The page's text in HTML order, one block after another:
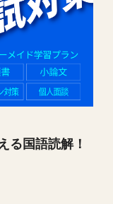
る国語読解！